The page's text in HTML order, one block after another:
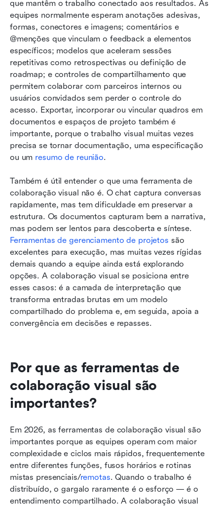
que mantêm o trabalho conectado aos resultados. As
equipes normalmente esperam anotações adesivas,
formas, conectores e imagens; comentários e
@menções que vinculam o feedback a elementos
específicos; modelos que aceleram sessões
repetitivas como retrospectivas ou definição de
roadmap; e controles de compartilhamento que
permitem colaborar com parceiros internos ou
usuários convidados sem perder o controle do
acesso. Exportar, incorporar ou vincular quadros em
documentos e espaços de projeto também é
importante, porque o trabalho visual muitas vezes
precisa se tornar documentação, uma especificação
ou um resumo de reunião.
Também é útil entender o que uma ferramenta de
colaboração visual não é. O chat captura conversas
rapidamente, mas tem dificuldade em preservar a
estrutura. Os documentos capturam bem a narrativa,
Ferramentas de gerenciamento de projetos são
excelentes para execução, mas muitas vezes rígidas
demais quando a equipe ainda está explorando
opções. A colaboração visual se posiciona entre
esses casos: é a camada de interpretação que
transforma entradas brutas em um modelo
compartilhado do problema e, em seguida, apoia a
convergência em decisões e repasses.
Por que as ferramentas de
colaboração visual são
importantes?
Em 2026, as ferramentas de colaboração visual são
importantes porque as equipes operam com maior
complexidade e ciclos mais rápidos, frequentemente
entre diferentes funções, fusos horários e rotinas
mistas presenciais/remotas. Quando o trabalho é
distribuído, o gargalo raramente é o esforço — é o
entendimento compartilhado. A colaboração visual